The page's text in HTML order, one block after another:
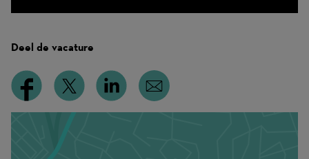
Deel de vacature